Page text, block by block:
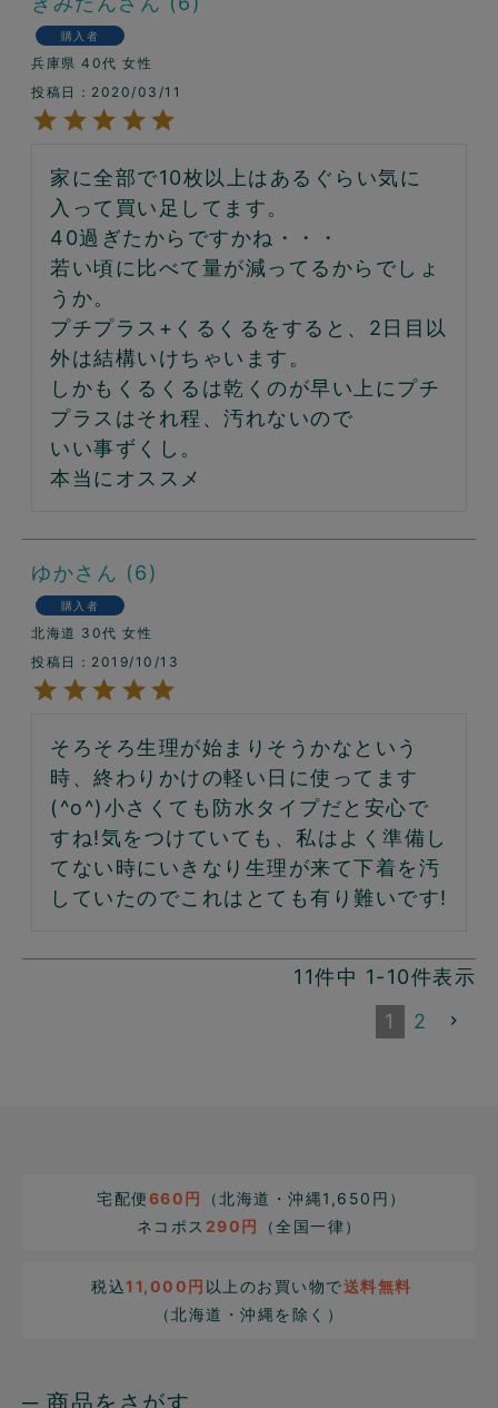
購入者
兵庫県 40代 女性
投稿日
2020/03/11
家に全部で10枚以上はあるぐらい気に
入って買い足してます。
40過ぎたからですかね・・・
若い頃に比べて量が減ってるからでしょ
うか。
プチプラス+くるくるをすると、2日目以
外は結構いけちゃいます。
しかもくるくるは乾くのが早い上にプチ
プラスはそれ程、汚れないので
いい事ずくし。
本当にオススメ
ゆか 6
購入者
北海道 30代 女性
投稿日
2019/10/13
そろそろ生理が始まりそうかなという
時、終わりかけの軽い日に使ってます
(^o^)小さくても防水タイプだと安心で
すね!気をつけていても、私はよく準備し
てない時にいきなり生理が来て下着を汚
していたのでこれはとても有り難いです!
11件中 1-10件表示
1
2
宅配便660円
（北海道・沖縄1,650円）
ネコポス 290円 （全国一律）
税込11,000円 以上のお買い物で送料無料
（北海道・沖縄を除く）
─ 商品をさがす